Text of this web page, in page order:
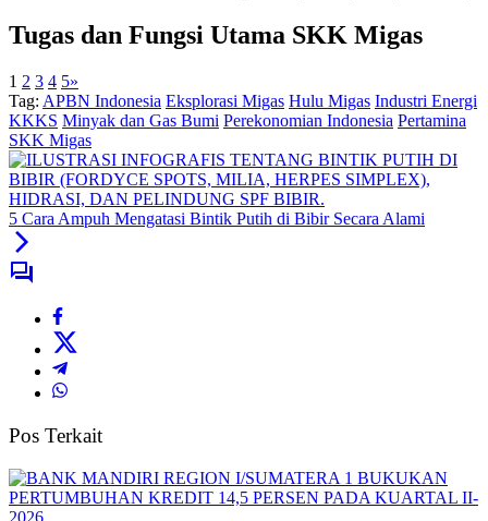
Tugas dan Fungsi Utama SKK Migas
1 2 3 4 5»
Tag: APBN Indonesia Eksplorasi Migas Hulu Migas Industri Energi
KKKS Minyak dan Gas Bumi Perekonomian Indonesia Pertamina
SKK Migas
5 Cara Ampuh Mengatasi Bintik Putih di Bibir Secara Alami
Pos Terkait